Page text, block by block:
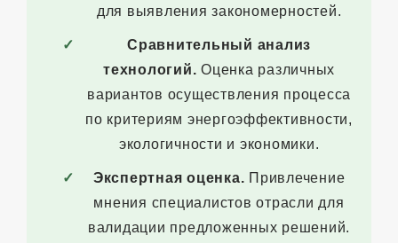
для выявления закономерностей.
Сравнительный анализ
технологий. Оценка различных
вариантов осуществления процесса
по критериям энергоэффективности,
экологичности и экономики.
Экспертная оценка. Привлечение
мнения специалистов отрасли для
валидации предложенных решений.